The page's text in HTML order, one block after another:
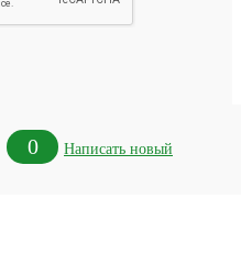
0 Написать новый